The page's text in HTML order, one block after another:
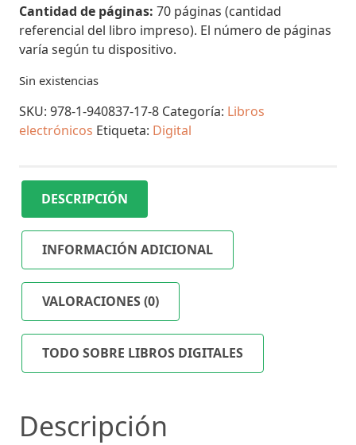
Cantidad de páginas: 70 páginas (cantidad
referencial del libro impreso). El número de páginas
varía según tu dispositivo.
Sin existencias
SKU: 978-1-940837-17-8 Categoría: Libros
electrónicos Etiqueta: Digital
DESCRIPCIÓN
INFORMACIÓN ADICIONAL
VALORACIONES (0)
TODO SOBRE LIBROS DIGITALES
Descripción